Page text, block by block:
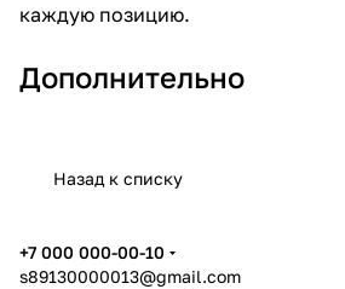
каждую позицию.
Дополнительно
Назад к списку
+7 000 000-00-10
s89130000013@gmail.com